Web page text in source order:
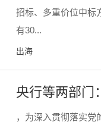
招标、多重价位中标
有30...
出海
央行等两部门
，为深入贯彻落实党